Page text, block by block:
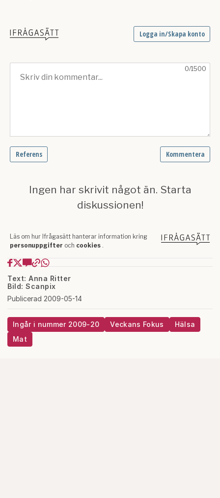
Text: Anna Ritter
Bild: Scanpix
Publicerad 2009-05-14
Ingår i nummer 2009-20 Veckans Fokus
Hälsa
Mat